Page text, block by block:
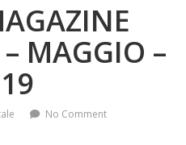
MAGGIO –
No Comment